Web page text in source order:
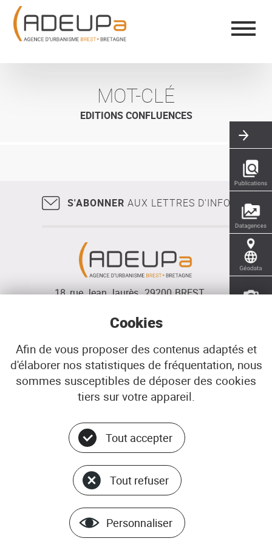
Aller
contenu
principal
MOT-CLÉ
EDITIONS CONFLUENCES
S'ABONNER AUX LETTRES D'INFO
18, rue Jean Jaurès 29200 BREST
Menu
© ADEUPa
PLAN DU SITE
GÉRER LES COOKIES
MENTIONS LÉGALES
Panneau de gestion des cookies
Cookies
Afin de vous proposer des contenus adaptés et
d'élaborer nos statistiques de fréquentation, nous
sommes susceptibles de déposer des cookies
tiers sur votre appareil.
Tout accepter
Tout refuser
Personnaliser